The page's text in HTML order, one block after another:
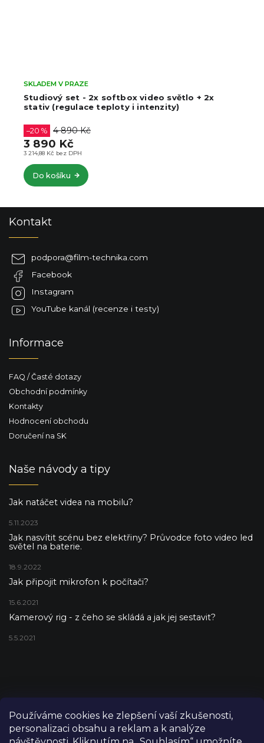
Používáme cookies ke zlepšení vaší zkušenosti,
personalizaci obsahu a reklam a k analýze
Studiový set - 2x softbox video světlo + 2x
stativ (regulace teploty i intenzity)
SKLADEM V PRAZE
3 214,88 Kč bez DPH
–20 % 4 890 Kč
3 890 Kč
Do košíku
Kontakt
podpora@film-technika.com
Facebook
Instagram
YouTube kanál (recenze i testy)
Informace
FAQ / Časté dotazy
Obchodní podmínky
Kontakty
Hodnocení obchodu
Doručení na SK
Naše návody a tipy
Jak natáčet videa na mobilu?
5.11.2023
Jak nasvítit scénu bez elektřiny? Průvodce foto video led
světel na baterie.
18.9.2022
Jak připojit mikrofon k počítači?
15.6.2021
Kamerový rig - z čeho se skládá a jak jej sestavit?
5.5.2021